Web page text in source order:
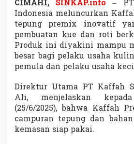
h
P
e
m
b
a
t
e
,
CIMAHI, SINKAP.info –
Indonesia meluncurkan
tepung premix inovatif
pembuatan kue dan roti
Produk ini diyakini mampu
besar bagi pelaku usaha
pemula dan pelaku usaha
Direktur Utama PT Kaffah
Ali, menjelaskan
(25/6/2025), bahwa Kaffah
campuran tepung dan
kemasan siap pakai.